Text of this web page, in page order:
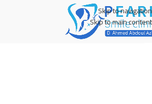
Skip to navigation
Skip to main content